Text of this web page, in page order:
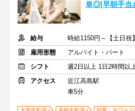
単◎[早朝手当
給与
雇用形態
アルバイト・パート
シフト
週2日以上 1日2時間以
アクセス
近江高島駅
車5分